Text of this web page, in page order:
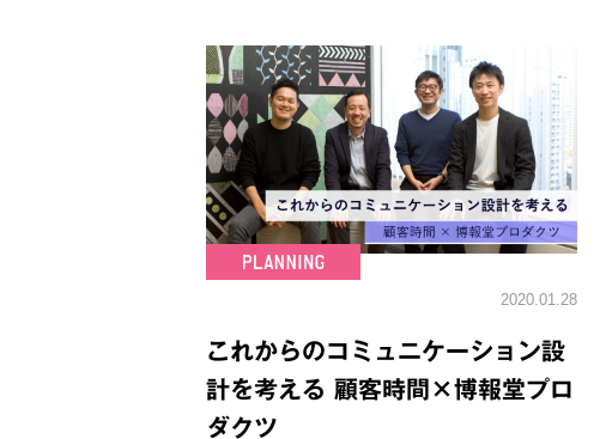
2020.01.28
これからのコミュニケーション設
計を考える 顧客時間×博報堂プロ
ダクツ